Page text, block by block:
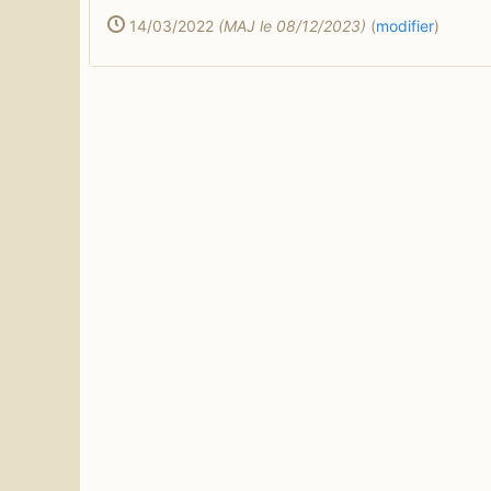
14/03/2022 (MAJ le 08/12/2023) (modifier)